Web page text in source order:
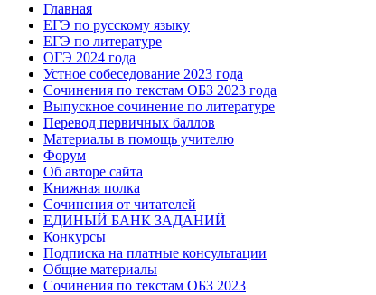
Главная
ЕГЭ по русскому языку
ЕГЭ по литературе
ОГЭ 2024 года
Устное собеседование 2023 года
Сочинения по текстам ОБЗ 2023 года
Выпускное сочинение по литературе
Перевод первичных баллов
Материалы в помощь учителю
Форум
Об авторе сайта
Книжная полка
Cочинения от читателей
ЕДИНЫЙ БАНК ЗАДАНИЙ
Конкурсы
Подписка на платные консультации
Общие материалы
Сочинения по текстам ОБЗ 2023